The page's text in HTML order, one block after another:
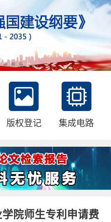
版权登记 集成电路
院师生专利申请费